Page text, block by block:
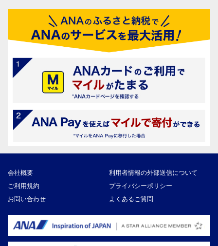
会社概要
利用者情報の外部送信について
ご利用規約
プライバシーポリシー
お問い合わせ
よくあるご質問